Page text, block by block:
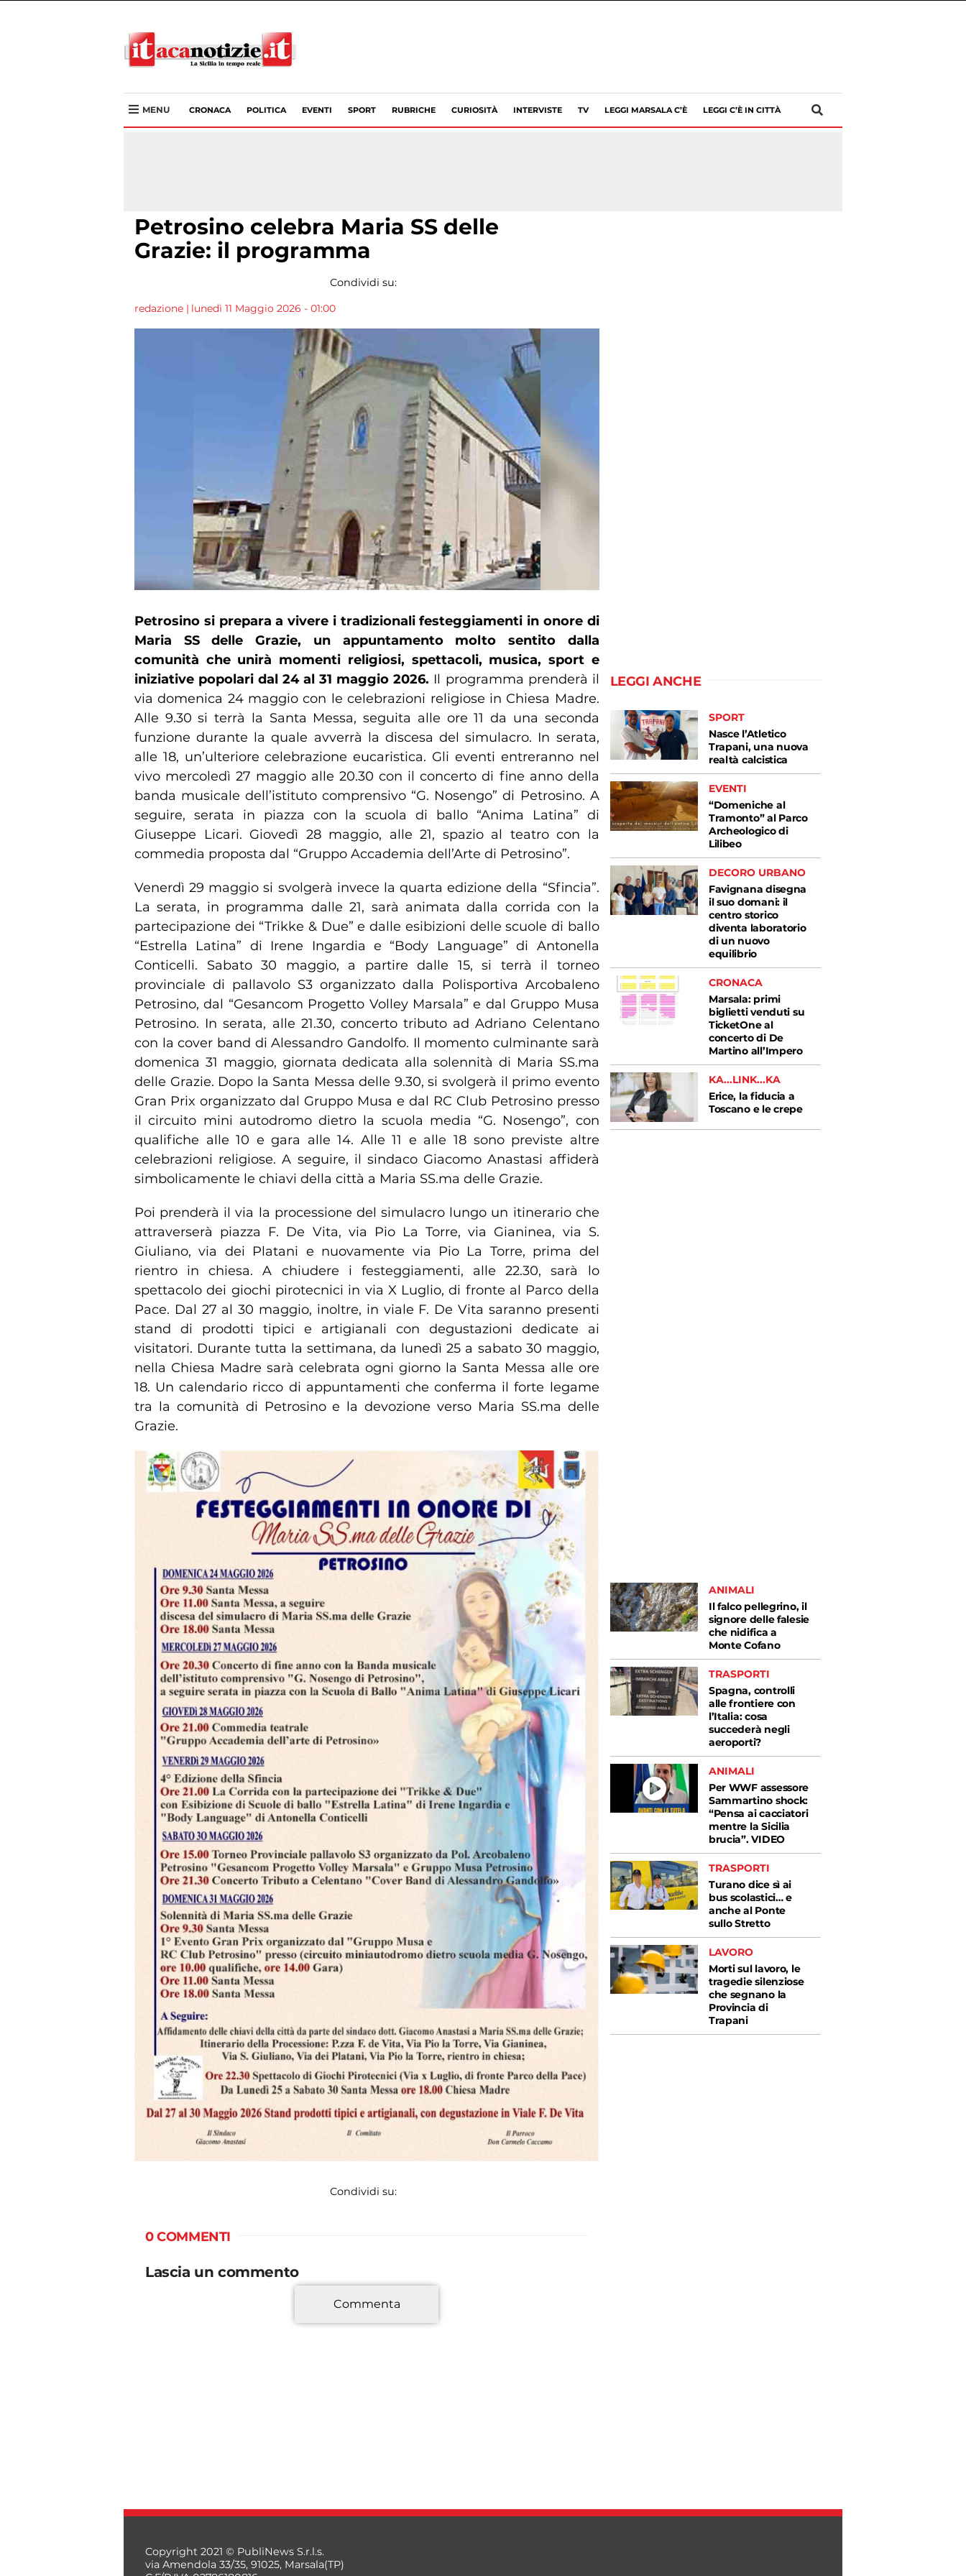
MENU CRONACA POLITICA EVENTI SPORT RUBRICHE CURIOSITÀ INTERVISTE TV LEGGI MARSALA C’È LEGGI C’È IN CITTÀ
Petrosino celebra Maria SS delle
Grazie: il programma
Condividi su:
redazione | lunedì 11 Maggio 2026 - 01:00
Petrosino si prepara a vivere i tradizionali festeggiamenti in onore di
Maria SS delle Grazie, un appuntamento molto sentito dalla
comunità che unirà momenti religiosi, spettacoli, musica, sport e
iniziative popolari dal 24 al 31 maggio 2026. Il programma prenderà il
via domenica 24 maggio con le celebrazioni religiose in Chiesa Madre.
Alle 9.30 si terrà la Santa Messa, seguita alle ore 11 da una seconda
funzione durante la quale avverrà la discesa del simulacro. In serata,
alle 18, un’ulteriore celebrazione eucaristica. Gli eventi entreranno nel
vivo mercoledì 27 maggio alle 20.30 con il concerto di fine anno della
banda musicale dell’istituto comprensivo “G. Nosengo” di Petrosino. A
seguire, serata in piazza con la scuola di ballo “Anima Latina” di
Giuseppe Licari. Giovedì 28 maggio, alle 21, spazio al teatro con la
commedia proposta dal “Gruppo Accademia dell’Arte di Petrosino”.
Venerdì 29 maggio si svolgerà invece la quarta edizione della “Sfincia”.
La serata, in programma dalle 21, sarà animata dalla corrida con la
partecipazione dei “Trikke & Due” e dalle esibizioni delle scuole di ballo
“Estrella Latina” di Irene Ingardia e “Body Language” di Antonella
Conticelli. Sabato 30 maggio, a partire dalle 15, si terrà il torneo
provinciale di pallavolo S3 organizzato dalla Polisportiva Arcobaleno
Petrosino, dal “Gesancom Progetto Volley Marsala” e dal Gruppo Musa
Petrosino. In serata, alle 21.30, concerto tributo ad Adriano Celentano
con la cover band di Alessandro Gandolfo. Il momento culminante sarà
domenica 31 maggio, giornata dedicata alla solennità di Maria SS.ma
delle Grazie. Dopo la Santa Messa delle 9.30, si svolgerà il primo evento
Gran Prix organizzato dal Gruppo Musa e dal RC Club Petrosino presso
il circuito mini autodromo dietro la scuola media “G. Nosengo”, con
qualifiche alle 10 e gara alle 14. Alle 11 e alle 18 sono previste altre
celebrazioni religiose. A seguire, il sindaco Giacomo Anastasi affiderà
simbolicamente le chiavi della città a Maria SS.ma delle Grazie.
Poi prenderà il via la processione del simulacro lungo un itinerario che
attraverserà piazza F. De Vita, via Pio La Torre, via Gianinea, via S.
Giuliano, via dei Platani e nuovamente via Pio La Torre, prima del
rientro in chiesa. A chiudere i festeggiamenti, alle 22.30, sarà lo
spettacolo dei giochi pirotecnici in via X Luglio, di fronte al Parco della
Pace. Dal 27 al 30 maggio, inoltre, in viale F. De Vita saranno presenti
stand di prodotti tipici e artigianali con degustazioni dedicate ai
visitatori. Durante tutta la settimana, da lunedì 25 a sabato 30 maggio,
nella Chiesa Madre sarà celebrata ogni giorno la Santa Messa alle ore
18. Un calendario ricco di appuntamenti che conferma il forte legame
tra la comunità di Petrosino e la devozione verso Maria SS.ma delle
Grazie.
Condividi su:
0 COMMENTI
Lascia un commento
*
Commenta
LEGGI ANCHE
SPORT
Nasce l’Atletico
Trapani, una nuova
realtà calcistica
EVENTI
“Domeniche al
Tramonto” al Parco
Archeologico di
Lilibeo
DECORO URBANO
Favignana disegna
il suo domani: il
centro storico
diventa laboratorio
di un nuovo
equilibrio
CRONACA
Marsala: primi
biglietti venduti su
TicketOne al
concerto di De
Martino all’Impero
KA...LINK...KA
Erice, la fiducia a
Toscano e le crepe
ANIMALI
Il falco pellegrino, il
signore delle falesie
che nidifica a
Monte Cofano
TRASPORTI
Spagna, controlli
alle frontiere con
l’Italia: cosa
succederà negli
aeroporti?
ANIMALI
Per WWF assessore
Sammartino shock:
“Pensa ai cacciatori
mentre la Sicilia
brucia”. VIDEO
TRASPORTI
Turano dice sì ai
bus scolastici… e
anche al Ponte
sullo Stretto
LAVORO
Morti sul lavoro, le
tragedie silenziose
che segnano la
Provincia di
Trapani
Copyright 2021 © PubliNews S.r.l.s.
via Amendola 33/35, 91025, Marsala(TP)